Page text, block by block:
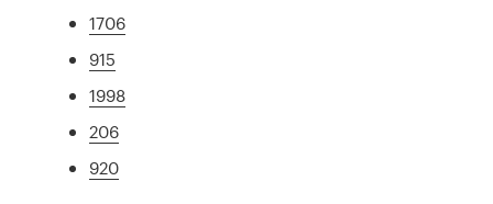
1706
915
1998
206
920